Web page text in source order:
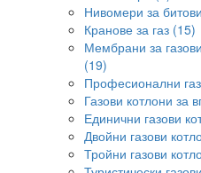
Нивомери за
Кранове за газ (15)
Мембрани за
(19)
Професионални
Газови котлони за
Единични газови
Двойни газови
Тройни газови